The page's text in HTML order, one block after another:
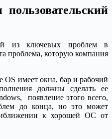
из ключевых проблем в
проблема, которую компания
OS имеет окна, бар и рабочий
должны сделать ее
появление этого всего,
до конца, но это может
к хорошей ОС от